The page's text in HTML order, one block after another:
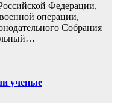
Федерации,
операции,
Собрания
ученые